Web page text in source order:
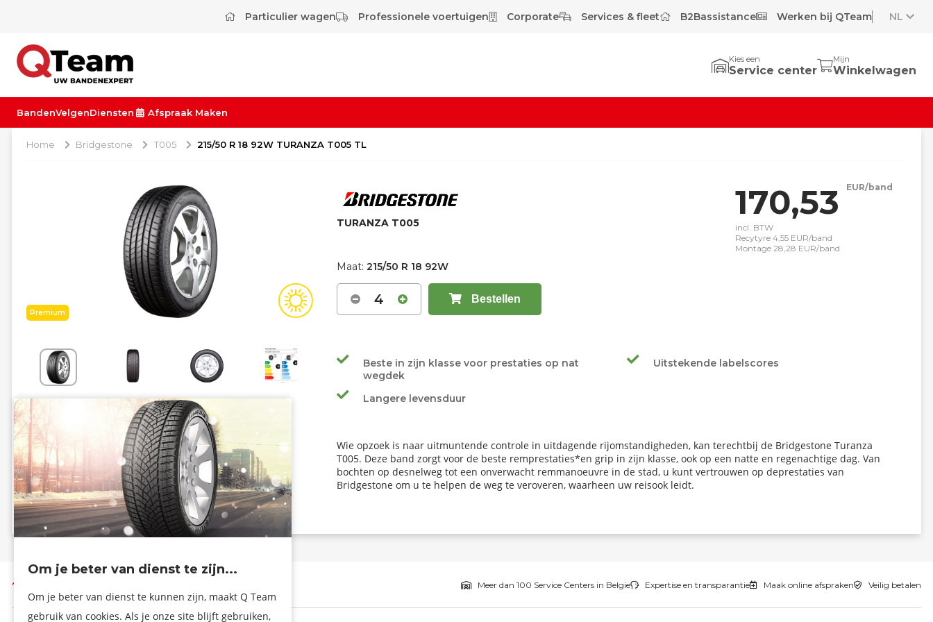
Om je beter van dienst te zijn...
Om je beter van dienst te kunnen zijn, maakt Q Team
gebruik van cookies. Als je onze site blijft gebruiken,
Particulier wagen Professionele voertuigen Corporate Services & fleet B2Bassistance Werken bij QTeam NL
Kies een
Service center
Mijn
Winkelwagen
BandenVelgenDiensten Afspraak Maken
Home Bridgestone T005 215/50 R 18 92W TURANZA T005 TL
Premium
B A
B - 71 dB
Info eprel
TURANZA T005
170,53 EUR/band
incl. BTW
Recytyre 4,55 EUR/band
Montage 28,28 EUR/band
Maat:215/50 R 18 92W
4 Bestellen
Beste in zijn klasse voor prestaties op nat
wegdek
Uitstekende labelscores
Langere levensduur
Wie opzoek is naar uitmuntende controle in uitdagende rijomstandigheden, kan terechtbij de Bridgestone Turanza
T005. Deze band zorgt voor de beste remprestaties*en grip in zijn klasse, ook op een natte en regenachtige dag. Van
bochten op desnelweg tot een onverwacht remmanoeuvre in de stad, u kunt vertrouwen op deprestaties van
Bridgestone om u te helpen de weg te veroveren, waarheen uw reisook leidt.
Meer dan 100 Service Centers in Belgie Expertise en transparantie Maak online afspraken Veilig betalen